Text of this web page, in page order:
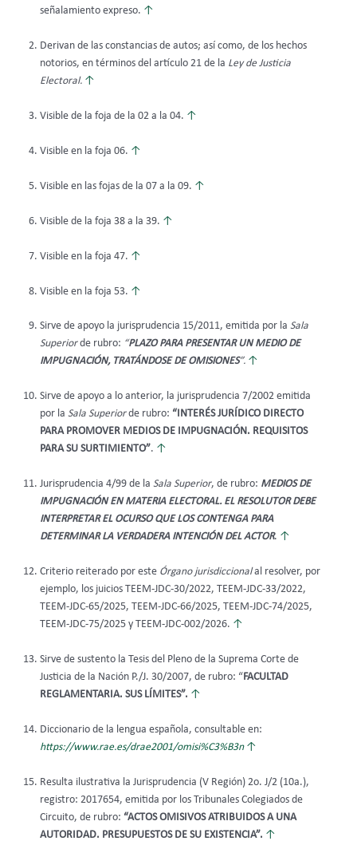
señalamiento expreso. ↑
Derivan de las constancias de autos; así como, de los hechos
notorios, en términos del artículo 21 de la Ley de Justicia
Electoral. ↑
Visible de la foja de la 02 a la 04. ↑
Visible en la foja 06. ↑
Visible en las fojas de la 07 a la 09. ↑
Visible de la foja 38 a la 39. ↑
Visible en la foja 47. ↑
Visible en la foja 53. ↑
Sirve de apoyo la jurisprudencia 15/2011, emitida por la Sala
Superiorde rubro: “PLAZO PARA PRESENTAR UN MEDIO DE
IMPUGNACIÓN, TRATÁNDOSE DE OMISIONES”. ↑
Sirve de apoyo a lo anterior, la jurisprudencia 7/2002 emitida
por la Sala Superiorde rubro: “INTERÉS JURÍDICO DIRECTO
PARA PROMOVER MEDIOS DE IMPUGNACIÓN. REQUISITOS
PARA SU SURTIMIENTO”. ↑
Jurisprudencia 4/99 de la Sala Superior, de rubro: MEDIOS DE
IMPUGNACIÓN EN MATERIA ELECTORAL. EL RESOLUTOR DEBE
INTERPRETAR EL OCURSO QUE LOS CONTENGA PARA
DETERMINAR LA VERDADERA INTENCIÓN DEL ACTOR. ↑
Criterio reiterado por este Órgano jurisdiccionalal resolver, por
ejemplo, los juicios TEEM-JDC-30/2022, TEEM-JDC-33/2022,
TEEM-JDC-65/2025, TEEM-JDC-66/2025, TEEM-JDC-74/2025,
TEEM-JDC-75/2025 y TEEM-JDC-002/2026. ↑
Sirve de sustento la Tesis del Pleno de la Suprema Corte de
Justicia de la Nación P./J. 30/2007, de rubro: “ FACULTAD
REGLAMENTARIA. SUS LÍMITES”. ↑
Diccionario de la lengua española, consultable en:
https://www.rae.es/drae2001/omisi%C3%B3n ↑
Resulta ilustrativa la Jurisprudencia (V Región) 2o. J/2 (10a.),
registro: 2017654, emitida por los Tribunales Colegiados de
Circuito, de rubro: “ACTOS OMISIVOS ATRIBUIDOS A UNA
AUTORIDAD. PRESUPUESTOS DE SU EXISTENCIA”. ↑